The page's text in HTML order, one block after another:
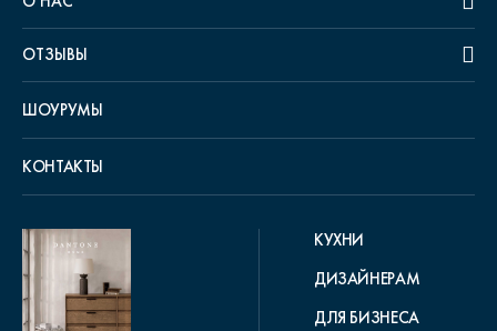
ОТЗЫВЫ
ШОУРУМЫ
КОНТАКТЫ
КУХНИ
ДИЗАЙНЕРАМ
ДЛЯ БИЗНЕСА